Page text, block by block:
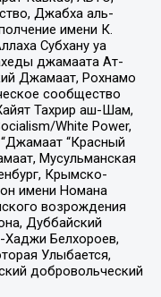
Джабха аль-
имени К.
Субхану уа
джамаата Ат-
Джамаат, Рохнамо
сообщество
Тахрир аш-Шам,
White Power,
“Джамаат “Красный
Мусульманская
Крымско-
имени Номана
возрождения
Дуббайский
Хаджи Белхороев,
Улыбается,
добровольческий